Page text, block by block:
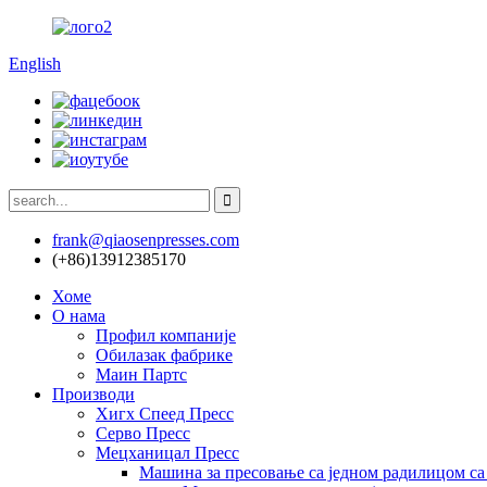
English
frank@qiaosenpresses.com
(+86)13912385170
Хоме
О нама
Профил компаније
Обилазак фабрике
Маин Партс
Производи
Хигх Спеед Пресс
Серво Пресс
Мецханицал Пресс
Машина за пресовање са једном радилицом